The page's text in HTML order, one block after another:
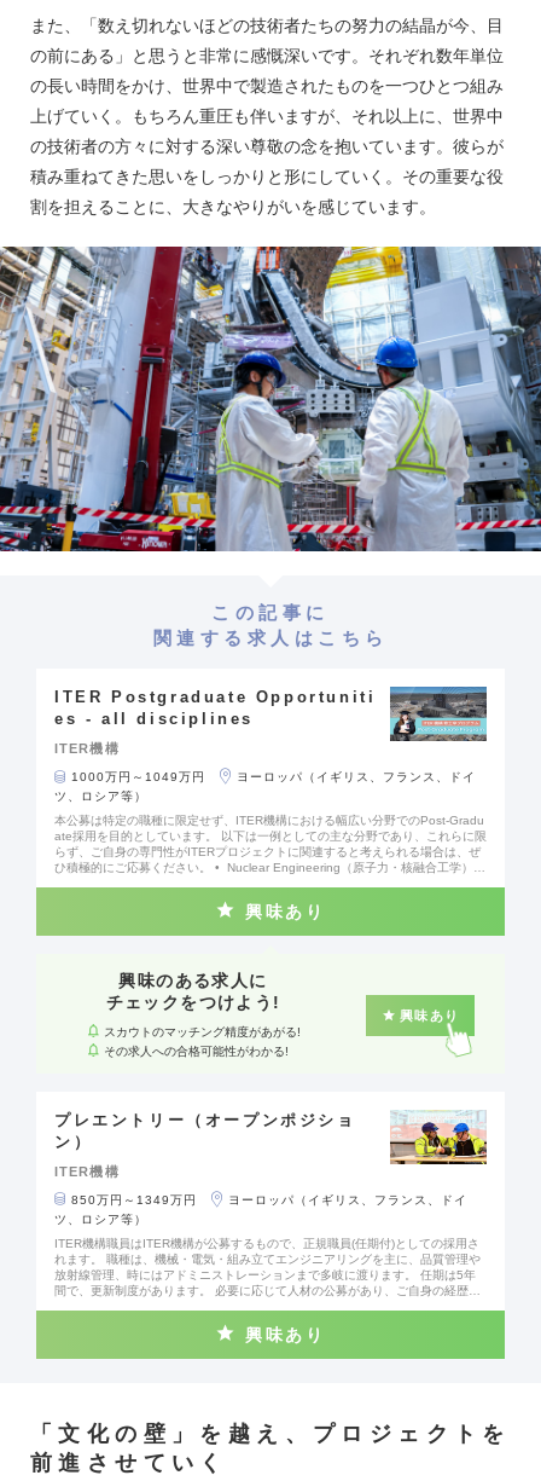
また、「数え切れないほどの技術者たちの努力の結晶が今、目
の前にある」と思うと非常に感慨深いです。それぞれ数年単位
の長い時間をかけ、世界中で製造されたものを一つひとつ組み
上げていく。もちろん重圧も伴いますが、それ以上に、世界中
の技術者の方々に対する深い尊敬の念を抱いています。彼らが
積み重ねてきた思いをしっかりと形にしていく。その重要な役
割を担えることに、大きなやりがいを感じています。
この記事に
関連する求人はこちら
ITER Postgraduate Opportuniti
es - all disciplines
ITER機構
1000万円～1049万円
ヨーロッパ（イギリス、フランス、ドイ
ツ、ロシア等）
本公募は特定の職種に限定せず、ITER機構における幅広い分野でのPost-Gradu
ate採用を目的としています。 以下は一例としての主な分野であり、これらに限
らず、ご自身の専門性がITERプロジェクトに関連すると考えられる場合は、ぜ
ひ積極的にご応募ください。 • Nuclear Engineering（原子力・核融合工学）
ocess Engineering（プロセスエンジニアリング） • Information Technology
興味あり
興味のある求人に
チェックをつけよう!
スカウトのマッチング精度があがる!
その求人への合格可能性がわかる!
興味あり
プレエントリー（オープンポジショ
ン）
ITER機構
850万円～1349万円
ヨーロッパ（イギリス、フランス、ドイ
ツ、ロシア等）
ITER機構職員はITER機構が公募するもので、正規職員(任期付)としての採用さ
れます。 職種は、機械・電気・組み立てエンジニアリングを主に、品質管理や
放射線管理、時にはアドミニストレーションまで多岐に渡ります。 任期は5年
間で、更新制度があります。 必要に応じて人材の公募があり、ご自身の経歴に
験を進める予定です。現在、各国で調達された機器がITERサイトで組み上げら
rdinator ・Data Management Section Leader ・Environmental Protection En
gineer ・Quality Engineer ・Radiation Protection Officer ・Process Engineer
・Magnet Engineer ・Diagnostic Integration Officer ・Neutral Beam Mechani
興味あり
「文化の壁」を越え、プロジェクトを
前進させていく